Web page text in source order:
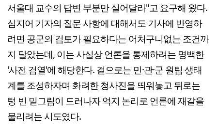
서울대 교수의 답변 부분만 실어달라"고 요구해 왔다.
심지어 기자의 질문 사항에 대해서도 기사에 반영하
려면 공군의 검토가 필요하다는 어처구니없는 조건까
지 달았는데, 이는 사실상 언론을 통제하려는 명백한
'사전 검열'에 해당한다. 겉으로는 민·관·군 원팀 생태
계를 조성하자며 화려한 청사진을 띄워놓고 뒤로는
텅 빈 밑그림이 드러나자 억지 논리로 언론에 재갈을
물리려는 시도였다.